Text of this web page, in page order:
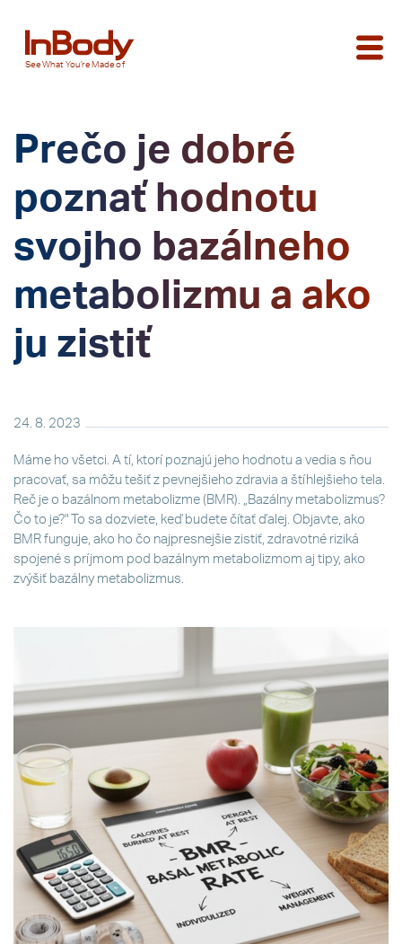
See What You’re Made of
Prečo je dobré
poznať hodnotu
svojho bazálneho
metabolizmu a ako
ju zistiť
24. 8. 2023
Máme ho všetci. A tí, ktorí poznajú jeho hodnotu a vedia s ňou
pracovať, sa môžu tešiť z pevnejšieho zdravia a štíhlejšieho tela.
Reč je o bazálnom metabolizme (BMR). „Bazálny metabolizmus?
Čo to je?" To sa dozviete, keď budete čítať ďalej. Objavte, ako
BMR funguje, ako ho čo najpresnejšie zistiť, zdravotné riziká
spojené s príjmom pod bazálnym metabolizmom aj tipy, ako
zvýšiť bazálny metabolizmus.